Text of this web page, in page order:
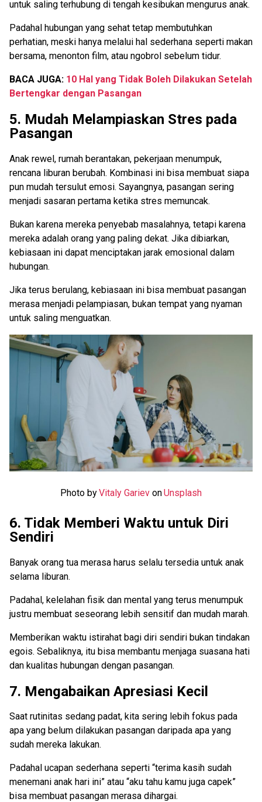
untuk saling terhubung di tengah kesibukan mengurus anak.
Padahal hubungan yang sehat tetap membutuhkan
perhatian, meski hanya melalui hal sederhana seperti makan
bersama, menonton film, atau ngobrol sebelum tidur.
BACA JUGA: 10 Hal yang Tidak Boleh Dilakukan Setelah
Bertengkar dengan Pasangan
5. Mudah Melampiaskan Stres pada
Pasangan
Anak rewel, rumah berantakan, pekerjaan menumpuk,
rencana liburan berubah. Kombinasi ini bisa membuat siapa
pun mudah tersulut emosi. Sayangnya, pasangan sering
menjadi sasaran pertama ketika stres memuncak.
Bukan karena mereka penyebab masalahnya, tetapi karena
mereka adalah orang yang paling dekat. Jika dibiarkan,
kebiasaan ini dapat menciptakan jarak emosional dalam
hubungan.
Jika terus berulang, kebiasaan ini bisa membuat pasangan
merasa menjadi pelampiasan, bukan tempat yang nyaman
untuk saling menguatkan.
Photo byVitaly Gariev onUnsplash
6. Tidak Memberi Waktu untuk Diri
Sendiri
Banyak orang tua merasa harus selalu tersedia untuk anak
selama liburan.
Padahal, kelelahan fisik dan mental yang terus menumpuk
justru membuat seseorang lebih sensitif dan mudah marah.
Memberikan waktu istirahat bagi diri sendiri bukan tindakan
egois. Sebaliknya, itu bisa membantu menjaga suasana hati
dan kualitas hubungan dengan pasangan.
7. Mengabaikan Apresiasi Kecil
Saat rutinitas sedang padat, kita sering lebih fokus pada
apa yang belum dilakukan pasangan daripada apa yang
sudah mereka lakukan.
Padahal ucapan sederhana seperti “terima kasih sudah
menemani anak hari ini” atau “aku tahu kamu juga capek”
bisa membuat pasangan merasa dihargai.